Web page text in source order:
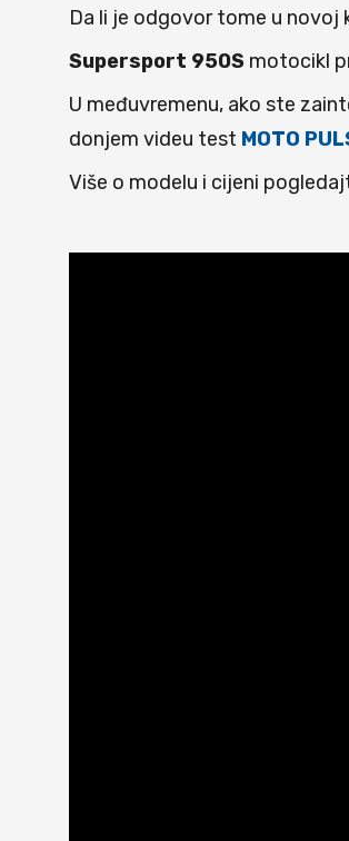
Da li je odgovor tome u novoj
Supersport 950S motocikl
U međuvremenu, ako ste
donjem videu test MOTO
Više o modelu i cijeni